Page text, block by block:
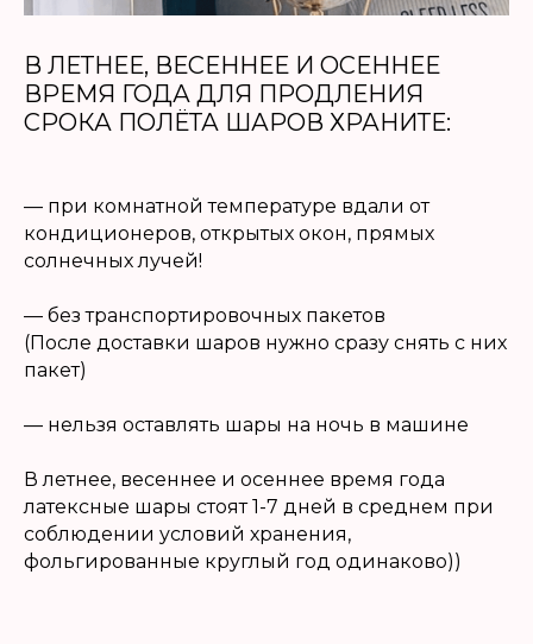
В ЛЕТНЕЕ, ВЕСЕННЕЕ И ОСЕННЕЕ
ВРЕМЯ ГОДА ДЛЯ ПРОДЛЕНИЯ
СРОКА ПОЛЁТА ШАРОВ ХРАНИТЕ:
— при комнатной температуре вдали от
кондиционеров, открытых окон, прямых
солнечных лучей!
— без транспортировочных пакетов
(После доставки шаров нужно сразу снять с них
пакет)
— нельзя оставлять шары на ночь в машине
В летнее, весеннее и осеннее время года
латексные шары стоят 1-7 дней в среднем при
соблюдении условий хранения,
фольгированные круглый год одинаково))
Прием заказов 9-19:00
По любым вопросам или для
заказа свяжитесь с нами по
Клиентам
Как продлить полет